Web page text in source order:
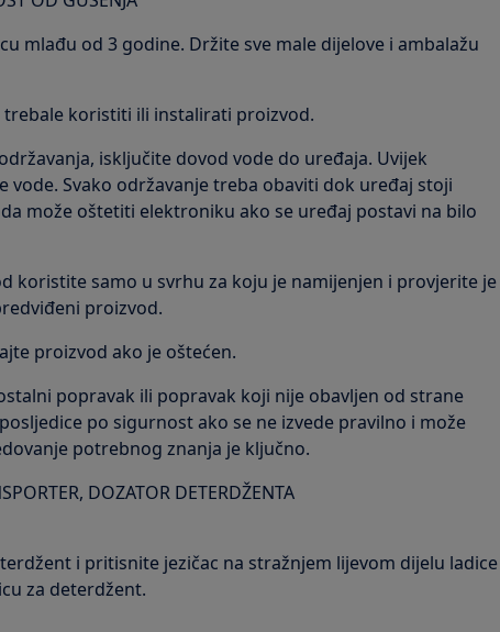
mlađu od 3 godine. Držite sve male dijelove i ambalažu
trebale koristiti ili instalirati proizvod.
isključite dovod vode do uređaja. Uvijek
vode. Svako održavanje treba obaviti dok uređaj stoji
može oštetiti elektroniku ako se uređaj postavi na bilo
koristite samo u svrhu za koju je namijenjen i provjerite je
proizvod.
proizvod ako je oštećen.
popravak ili popravak koji nije obavljen od strane
po sigurnost ako se ne izvede pravilno i može
potrebnog znanja je ključno.
DOZATOR DETERDŽENTA
i pritisnite jezičac na stražnjem lijevom dijelu ladice
za deterdžent.